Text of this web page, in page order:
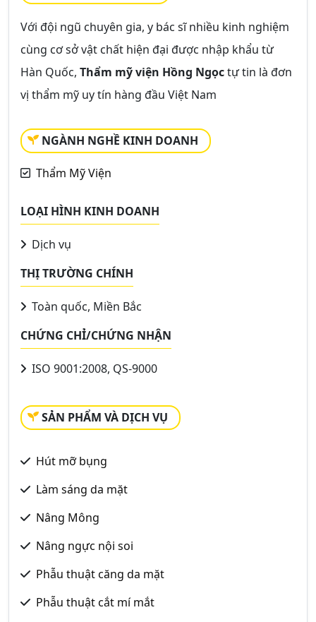
Với đội ngũ chuyên gia, y bác sĩ nhiều kinh nghiệm
cùng cơ sở vật chất hiện đại được nhập khẩu từ
Hàn Quốc, Thẩm mỹ viện Hồng Ngọctự tin là đơn
vị thẩm mỹ uy tín hàng đầu Việt Nam
NGÀNH NGHỀ KINH DOANH
Thẩm Mỹ Viện
LOẠI HÌNH KINH DOANH
Dịch vụ
THỊ TRƯỜNG CHÍNH
Toàn quốc, Miền Bắc
CHỨNG CHỈ/CHỨNG NHẬN
ISO 9001:2008, QS-9000
SẢN PHẨM VÀ DỊCH VỤ
Hút mỡ bụng
Làm sáng da mặt
Nâng Mông
Nâng ngực nội soi
Phẫu thuật căng da mặt
Phẫu thuật cắt mí mắt